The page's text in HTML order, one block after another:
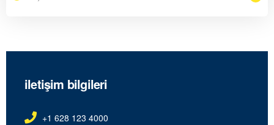
iletişim bilgileri
+1 628 123 4000